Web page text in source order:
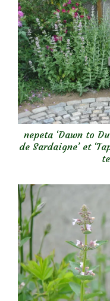
nepeta ‘Dawn to
de Sardaigne’ et